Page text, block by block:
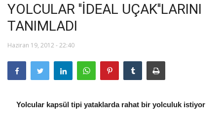
Anasayfa
Bize Ulaşın
Halil ÖNCÜ kimdir?
KVKK Aydınlatma Metni
YOLCULAR ''İDEAL UÇAK''LARINI
TANIMLADI
Haziran 19, 2012 - 22:40
Yolcular kapsül tipi yataklarda rahat bir yolculuk istiyor